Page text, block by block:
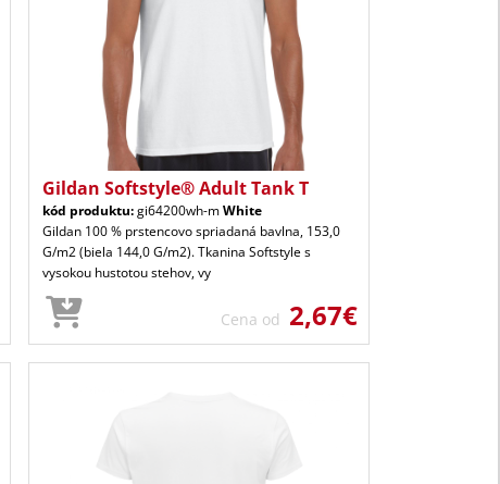
Gildan Softstyle® Adult Tank T
kód produktu:gi64200wh-mWhite
Gildan 100 % prstencovo spriadaná bavlna, 153,0
G/m2 (biela 144,0 G/m2). Tkanina Softstyle s
vysokou hustotou stehov, vy
Cena od 2,67€